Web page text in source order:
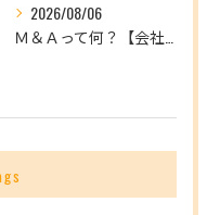
2026/08/06